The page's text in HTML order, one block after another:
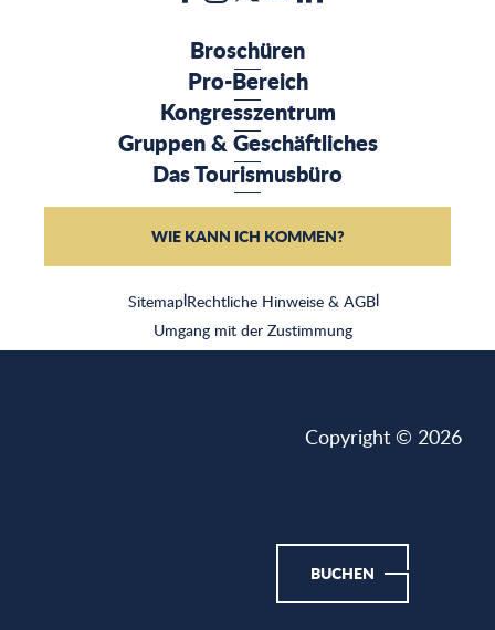
BUCHEN
Sitemap|Rechtliche Hinweise & AGB|
Umgang mit der Zustimmung
Broschüren
Pro-Bereich
Kongresszentrum
Gruppen & Geschäftliches
Das Tourismusbüro
WIE KANN ICH KOMMEN?
Copyright © 2026